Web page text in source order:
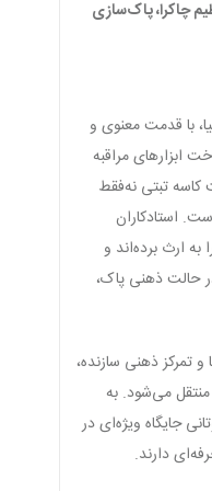
چاکرا، پاک‌سازی
با قدمت معنوی و
ابزارهای مراقبه
تبتی نه‌فقط
استادکاران
ارث برده‌اند و
حالت ذهنی پاک،
و تمرکز ذهنی سازنده،
می‌شود. به
جایگاه ویژه‌ای در
دارند.